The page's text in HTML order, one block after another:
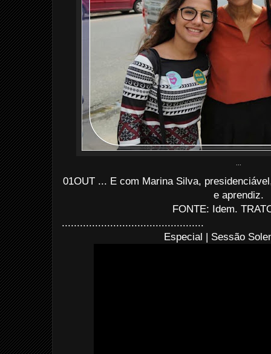
...
01OUT ... E com Marina Silva,
e aprendiz.
FONTE: Idem.
...............................................
Especial | Sessão